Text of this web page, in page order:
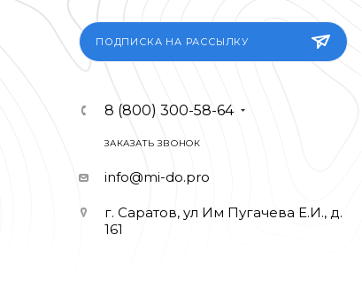
ПОДПИСКА НА РАССЫЛКУ
8 (800) 300-58-64
ЗАКАЗАТЬ ЗВОНОК
info@mi-do.pro
г. Саратов, ул Им Пугачева Е.И., д.
161